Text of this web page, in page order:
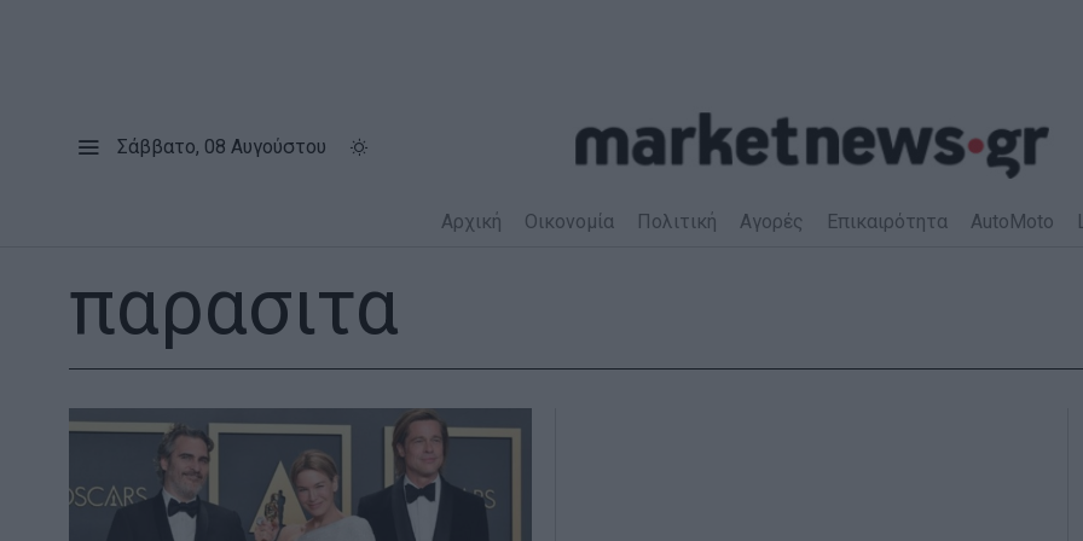
Σάββατο, 08 Αυγούστου
Αρχική Οικονομία Πολιτική Αγορές Επικαιρότητα AutoMoto
παρασιτα